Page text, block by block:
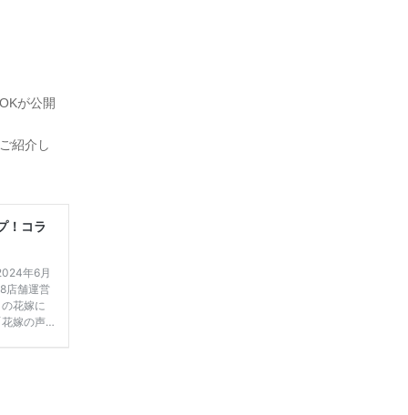
が公開
紹介し